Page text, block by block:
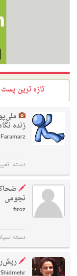
تازه ترین
زنده
Faramarz
دسته:
نجومی
firoz
دسته: